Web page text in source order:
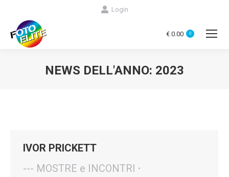
Login
€ 0.00 0
NEWS DELL'ANNO: 2023
IVOR PRICKETT
--- MOSTRE e INCONTRI